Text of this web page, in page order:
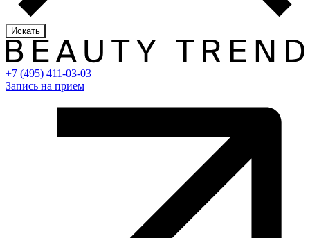
Искать
+7 (495) 411-03-03
Запись на прием